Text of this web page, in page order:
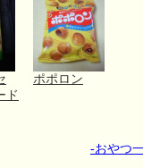
ド
ポポロン
-おやつ